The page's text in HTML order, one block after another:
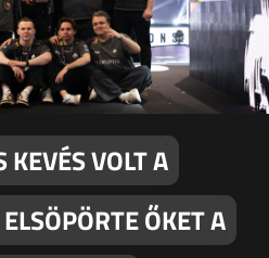
VOLT A
ŐKET A